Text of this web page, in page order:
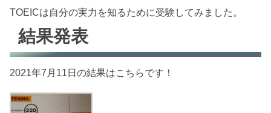
TOEICは自分の実力を知るために受験してみました。
結果発表
2021年7月11日の結果はこちらです！